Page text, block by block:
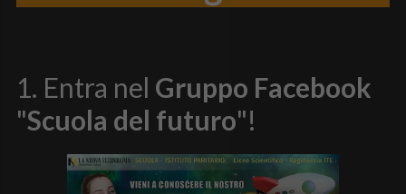
1. Entra nel Gruppo Facebook
"Scuola del futuro"!